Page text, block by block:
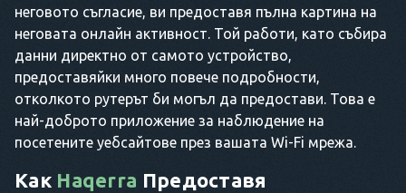
неговото съгласие, ви предоставя пълна картина на
неговата онлайн активност. Той работи, като събира
данни директно от самото устройство,
предоставяйки много повече подробности,
отколкото рутерът би могъл да предостави. Това е
най-доброто приложение за наблюдение на
посетените уебсайтове през вашата Wi-Fi мрежа.
Как Haqerra Предоставя